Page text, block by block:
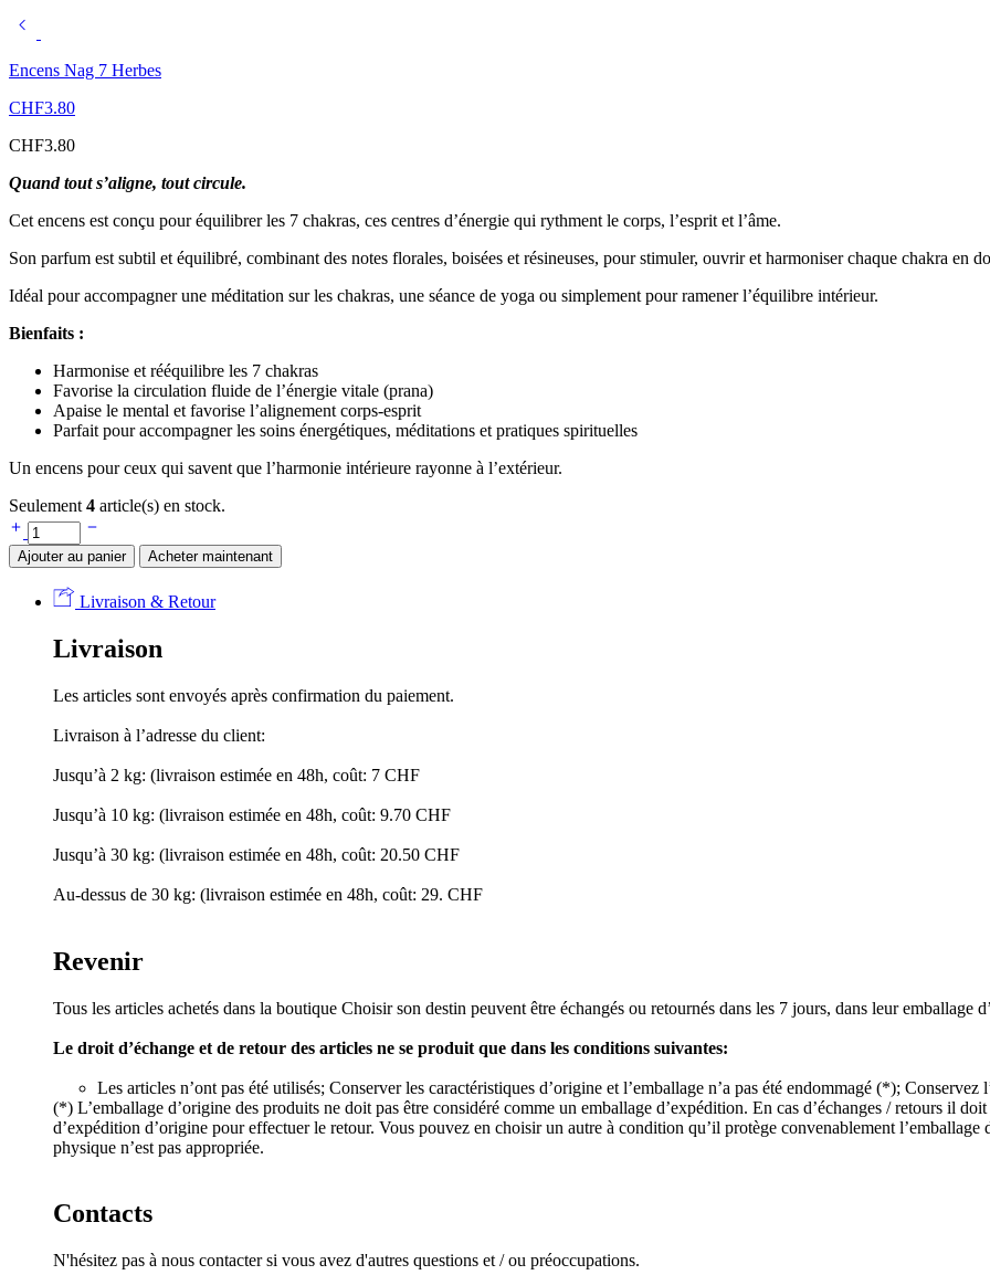
Encens Nag 7 Herbes
CHF3.80
CHF3.80
Quand tout s’aligne, tout circule.
Cet encens est conçu pour équilibrer les 7 chakras, ces centres d’énergie qui rythment le corps, l’esprit et l’âme.
Son parfum est subtil et équilibré, combinant des notes florales, boisées et résineuses, pour stimuler, ouvrir et harmoniser chaque chakra en
Idéal pour accompagner une méditation sur les chakras, une séance de yoga ou simplement pour ramener l’équilibre intérieur.
Bienfaits :
Harmonise et rééquilibre les 7 chakras
Favorise la circulation fluide de l’énergie vitale (prana)
Apaise le mental et favorise l’alignement corps-esprit
Parfait pour accompagner les soins énergétiques, méditations et pratiques spirituelles
Un encens pour ceux qui savent que l’harmonie intérieure rayonne à l’extérieur.
Seulement 4 article(s) en stock.
Ajouter au panier Acheter maintenant
Livraison & Retour
Livraison
Les articles sont envoyés après confirmation du paiement.
Livraison à l’adresse du client:
Jusqu’à 2 kg: (livraison estimée en 48h, coût: 7 CHF
Jusqu’à 10 kg: (livraison estimée en 48h, coût: 9.70 CHF
Jusqu’à 30 kg: (livraison estimée en 48h, coût: 20.50 CHF
Au-dessus de 30 kg: (livraison estimée en 48h, coût: 29. CHF
Revenir
Tous les articles achetés dans la boutique Choisir son destin peuvent être échangés ou retournés dans les 7 jours, dans leur emballage
Le droit d’échange et de retour des articles ne se produit que dans les conditions suivantes:
Les articles n’ont pas été utilisés; Conserver les caractéristiques d’origine et l’emballage n’a pas été endommagé (*); Conservez
(*) L’emballage d’origine des produits ne doit pas être considéré comme un emballage d’expédition. En cas d’échanges / retours il
d’expédition d’origine pour effectuer le retour. Vous pouvez en choisir un autre à condition qu’il protège convenablement
physique n’est pas appropriée.
Contacts
N'hésitez pas à nous contacter si vous avez d'autres questions et / ou préoccupations.